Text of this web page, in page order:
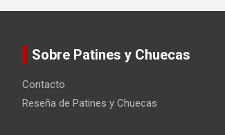
Sobre Patines y Chuecas
Contacto
Reseña de Patines y Chuecas